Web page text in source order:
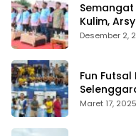
Kulim,
Bermasa
Desember 2,
Fun
Bengkalis
Maret 17, 2025